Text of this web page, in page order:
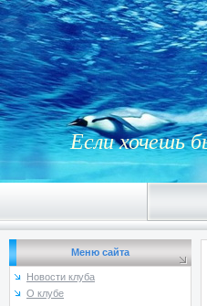
Если хочешь
Меню сайта
Новости клуба
О клубе